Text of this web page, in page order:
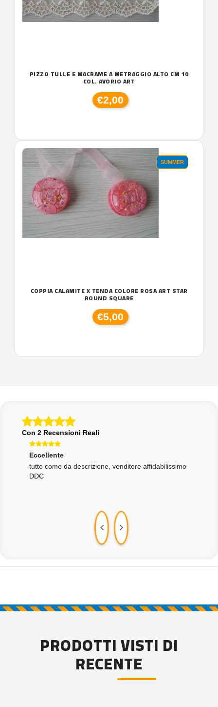
PIZZO TULLE E MACRAME A METRAGGIO ALTO CM 10
COL. AVORIO ART
€2,00
SUMMER
COPPIA CALAMITE X TENDA COLORE ROSA ART STAR
ROUND SQUARE
€5,00
Con 2 Recensioni Reali
Eccellente
tutto come da descrizione, venditore affidabilissimo
DDC
PRODOTTI VISTI DI
RECENTE